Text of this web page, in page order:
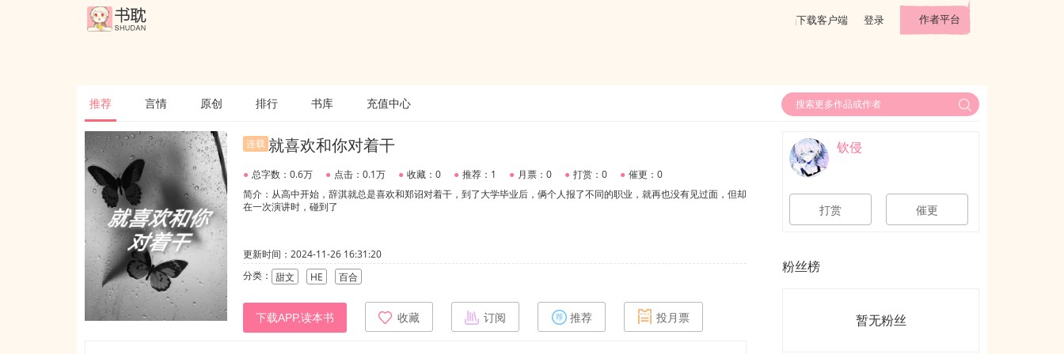
下载客户端 登录 作者平台
推荐 言情 原创 排行 书库 充值中心
连载 就喜欢和你对着干
● 总字数：0.6万 ● 点击：0.1万 ● 收藏：0 ● 推荐：1 ● 月票：0 ● 打赏：0 ● 催更：0
简介：从高中开始，辞淇就总是喜欢和郑诏对着干，到了大学毕业后，俩个人报了不同的职业，就再也没有见过面，但却
在一次演讲时，碰到了
更新时间：2024-11-26 16:31:20
分类： 甜文 HE 百合
下载APP,读本书 收藏 订阅 推荐 投月票
钦侵
打赏 催更
粉丝榜
暂无粉丝